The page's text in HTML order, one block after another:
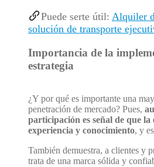
Puede serte útil: Alquiler
solución de transporte
Importancia de la
estrategia
¿Y por qué es importante una
penetración de mercado? Pues,
participación es señal de que la
experiencia y conocimiento, y
También demuestra, a clientes y
trata de una marca sólida y